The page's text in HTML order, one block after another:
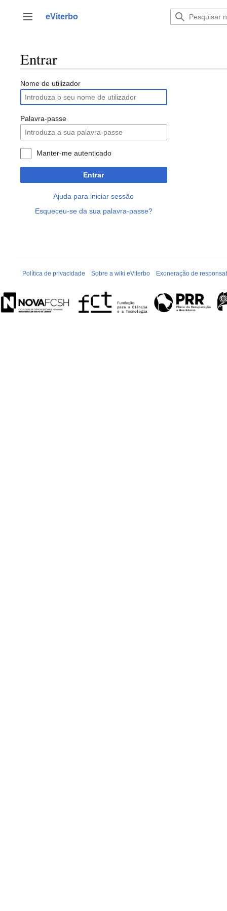
para
Alternar barra lateral
eViterbo
Entrar
Nome de utilizador
Palavra-passe
Manter-me autenticado
Entrar
Ajuda para iniciar sessão
Esqueceu-se da sua palavra-passe?
Política de privacidade Sobre a wiki eViterbo Exoneração de